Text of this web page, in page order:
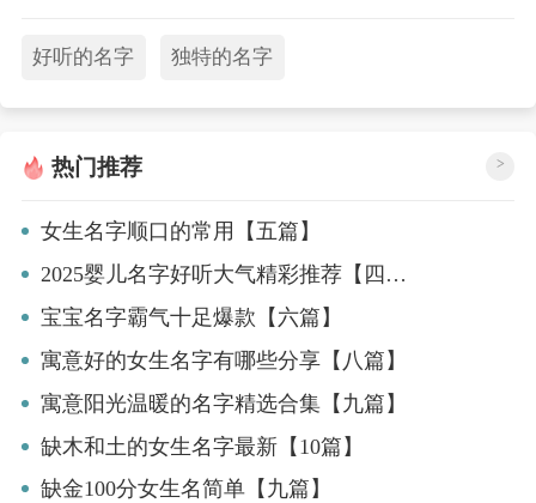
好听的名字 独特的名字
热门推荐 >
女生名字顺口的常用【五篇】
2025婴儿名字好听大气精彩推荐【四篇】
宝宝名字霸气十足爆款【六篇】
寓意好的女生名字有哪些分享【八篇】
寓意阳光温暖的名字精选合集【九篇】
缺木和土的女生名字最新【10篇】
缺金100分女生名简单【九篇】